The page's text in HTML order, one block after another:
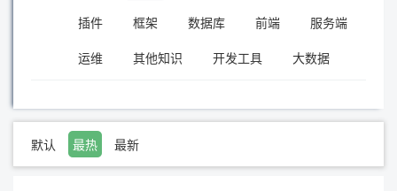
插件
框架 数据库 前端
服务端
运维
其他知识 开发工具 大数据
默认 最热 最新